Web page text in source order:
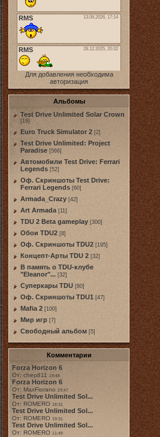
Для добавления необходима
авторизация
Альбомы
Test Drive Unlimited Solar Crown
[19]
Euro Truck Simulator 2 [2]
Test Drive Unlimited: Project
Paradise [566]
Автомобили Test Drive: Ferrari
Legends [52]
Оф. Скриншоты Test Drive:
Ferrari Legends [60]
Armada_Crazy [42]
Art Armada [11]
TDU 2 Beta gameplay [300]
Обои TDU2 [8]
Оф. Скриншоты TDU2 [195]
Концепт-Арты TDU 2 [32]
В память о TDU-клубе
"Eleanor"... [32]
Суперкары TDU [80]
Оф. Скриншоты TDU1 [47]
Mafia 2 [100]
Мир игр [7]
Свободный альбом [5]
Комментарии
Forza Horizon 6
От: chep811 19:48
Forza Horizon 6
От: MaxFiorano 23:47
Test Drive Unlimited Sol...
От: ROMERO 18:31
Test Drive Unlimited Sol...
От: ROMERO 19:31
Test Drive Unlimited Sol...
От: ROMERO 11:49